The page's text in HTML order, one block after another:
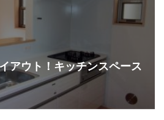
アウト！キッチンスペース